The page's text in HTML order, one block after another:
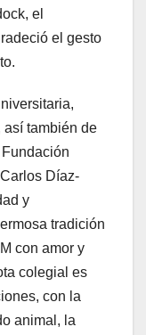
el
el gesto
así también de
Díaz-
y
tradición
con amor y
colegial es
con la
animal, la